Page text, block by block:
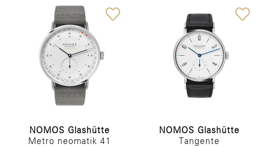
NOMOS Glashütte
Metro neomatik 41
NOMOS Glashütte
Tangente